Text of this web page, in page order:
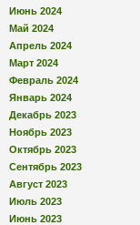
Июнь 2024
Май 2024
Апрель 2024
Март 2024
Февраль 2024
Январь 2024
Декабрь 2023
Ноябрь 2023
Октябрь 2023
Сентябрь 2023
Август 2023
Июль 2023
Июнь 2023